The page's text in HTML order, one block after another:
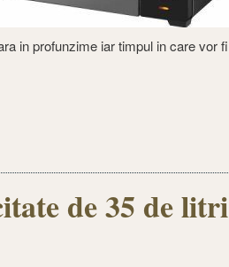
in profunzime iar timpul in care vor fi
de 35 de litri